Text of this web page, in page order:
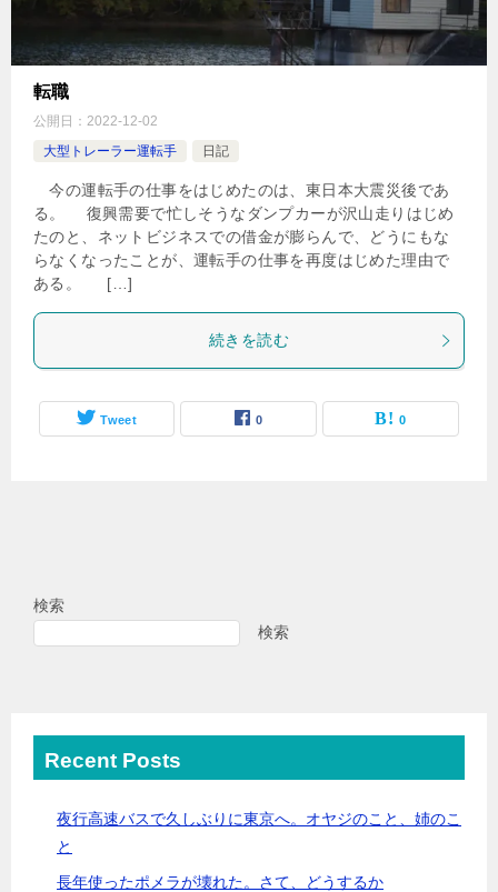
転職
公開日： 2022-12-02
大型トレーラー運転手
日記
今の運転手の仕事をはじめたのは、東日本大震災後であ
る。 復興需要で忙しそうなダンプカーが沢山走りはじめ
たのと、ネットビジネスでの借金が膨らんで、どうにもな
らなくなったことが、運転手の仕事を再度はじめた理由で
ある。 […]
続きを読む
Tweet 0 0
検索
検索
Recent Posts
夜行高速バスで久しぶりに東京へ。オヤジのこと、姉のこ
と
長年使ったポメラが壊れた。さて、どうするか